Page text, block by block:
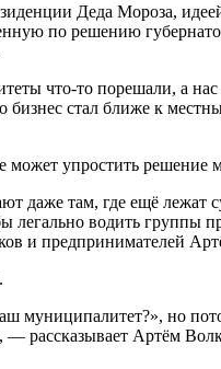
Деда Мороза,
по решению
что-то порешали, а
бизнес стал ближе к
упростить решение
даже там, где ещё лежат
легально водить группы
и предпринимателей
муниципалитет?», но
— рассказывает Артём